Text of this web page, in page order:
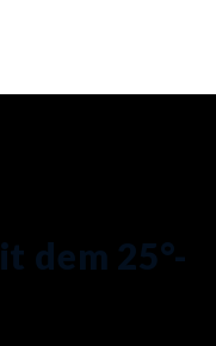
dem 25°-